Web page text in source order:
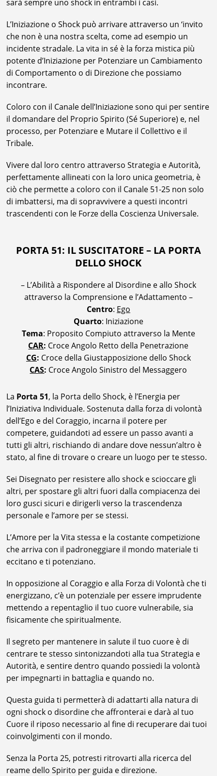
sarà sempre uno shock in entrambi i casi.
L’Iniziazione o Shock può arrivare attraverso un ‘invito
che non è una nostra scelta, come ad esempio un
incidente stradale. La vita in sé è la forza mistica più
potente d’Iniziazione per Potenziare un Cambiamento
di Comportamento o di Direzione che possiamo
incontrare.
Coloro con il Canale dell’Iniziazione sono qui per sentire
il domandare del Proprio Spirito (Sé Superiore) e, nel
processo, per Potenziare e Mutare il Collettivo e il
Tribale.
Vivere dal loro centro attraverso Strategia e Autorità,
perfettamente allineati con la loro unica geometria, è
ciò che permette a coloro con il Canale 51-25 non solo
di imbattersi, ma di sopravvivere a questi incontri
trascendenti con le Forze della Coscienza Universale.
PORTA 51: IL SUSCITATORE – LA PORTA
DELLO SHOCK
– L’Abilità a Rispondere al Disordine e allo Shock
attraverso la Comprensione e l’Adattamento –
Centro: Ego
Quarto: Iniziazione
Tema: Proposito Compiuto attraverso la Mente
CAR: Croce Angolo Retto della Penetrazione
CG: Croce della Giustapposizione dello Shock
CAS: Croce Angolo Sinistro del Messaggero
La Porta 51, la Porta dello Shock, è l’Energia per
l’Iniziativa Individuale. Sostenuta dalla forza di volontà
dell’Ego e del Coraggio, incarna il potere per
competere, guidandoti ad essere un passo avanti a
tutti gli altri, rischiando di andare dove nessun’altro è
stato, al fine di trovare o creare un luogo per te stesso.
Sei Disegnato per resistere allo shock e scioccare gli
altri, per spostare gli altri fuori dalla compiacenza dei
loro gusci sicuri e dirigerli verso la trascendenza
personale e l’amore per se stessi.
L’Amore per la Vita stessa e la costante competizione
che arriva con il padroneggiare il mondo materiale ti
eccitano e ti potenziano.
In opposizione al Coraggio e alla Forza di Volontà che ti
energizzano, c’è un potenziale per essere imprudente
mettendo a repentaglio il tuo cuore vulnerabile, sia
fisicamente che spiritualmente.
Il segreto per mantenere in salute il tuo cuore è di
centrare te stesso sintonizzandoti alla tua Strategia e
Autorità, e sentire dentro quando possiedi la volontà
per impegnarti in battaglia e quando no.
Questa guida ti permetterà di adattarti alla natura di
ogni shock o disordine che affronterai e darà al tuo
Cuore il riposo necessario al fine di recuperare dai tuoi
coinvolgimenti con il mondo.
Senza la Porta 25, potresti ritrovarti alla ricerca del
reame dello Spirito per guida e direzione.